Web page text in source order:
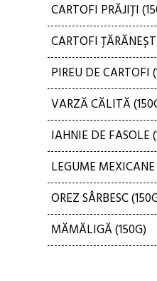
CARTOFI PRĂJIȚI
CARTOFI
PIREU DE CARTOFI
VARZĂ CĂLITĂ
IAHNIE DE FASOLE
LEGUME
OREZ SÂRBESC
MĂMĂLIGĂ (150G)